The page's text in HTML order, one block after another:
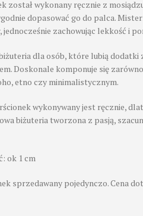
został wykonany ręcznie z
dopasować go do palca.
zachowując lekkość i
dla osób, które lubią dodatki
Doskonale komponuje się
etno czy minimalistycznym.
wykonywany jest ręcznie,
biżuteria tworzona z pasją,
ok 1 cm
sprzedawany pojedynczo. Cena